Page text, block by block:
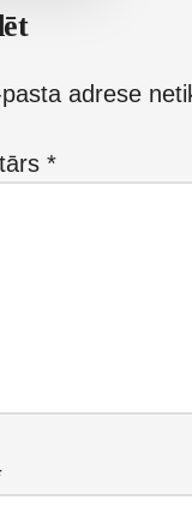
adrese
*